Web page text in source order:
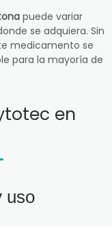
puede variar
se adquiera. Sin
medicamento se
para la mayoría de
en
uso